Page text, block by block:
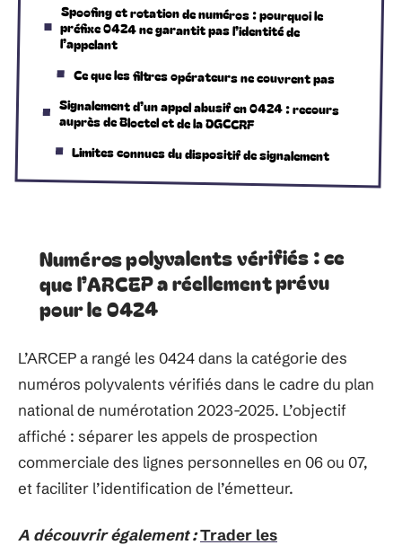
Spoofing et rotation de numéros : pourquoi le
préfixe 0424 ne garantit pas l’identité de
l’appelant
Ce que les filtres opérateurs ne couvrent pas
Signalement d’un appel abusif en 0424 : recours
auprès de Bloctel et de la DGCCRF
Limites connues du dispositif de signalement
Numéros polyvalents vérifiés : ce
que l’ARCEP a réellement prévu
pour le 0424
L’ARCEP a rangé les 0424 dans la catégorie des
numéros polyvalents vérifiés dans le cadre du plan
national de numérotation 2023-2025. L’objectif
affiché : séparer les appels de prospection
commerciale des lignes personnelles en 06 ou 07,
et faciliter l’identification de l’émetteur.
A découvrir également :Trader les